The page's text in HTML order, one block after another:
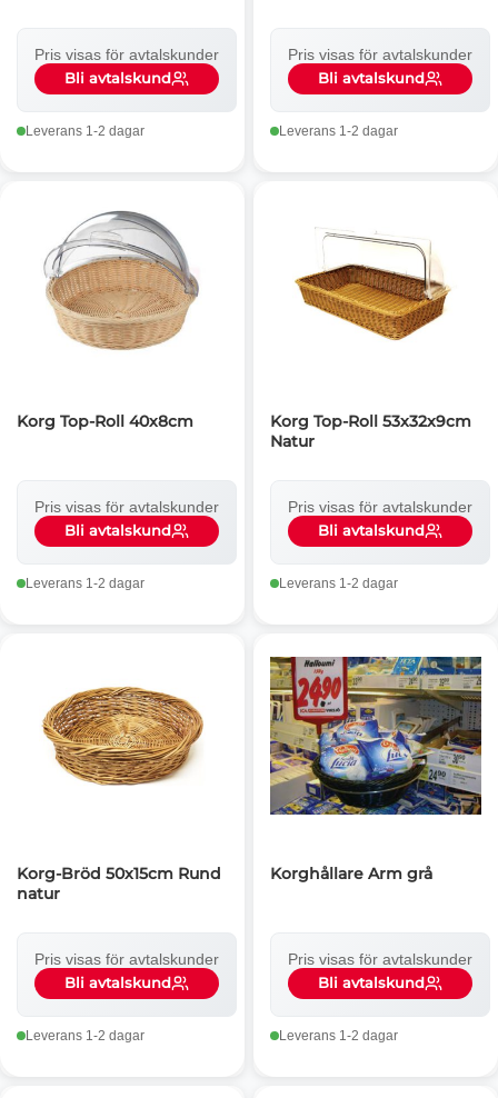
Pris visas för avtalskunder
Bli avtalskund
Leverans 1-2 dagar
Pris visas för avtalskunder
Bli avtalskund
Leverans 1-2 dagar
Korg Top-Roll 40x8cm
Pris visas för avtalskunder
Bli avtalskund
Leverans 1-2 dagar
Korg Top-Roll 53x32x9cm
Natur
Pris visas för avtalskunder
Bli avtalskund
Leverans 1-2 dagar
Korg-Bröd 50x15cm Rund
natur
Pris visas för avtalskunder
Bli avtalskund
Leverans 1-2 dagar
Korghållare Arm grå
Pris visas för avtalskunder
Bli avtalskund
Leverans 1-2 dagar